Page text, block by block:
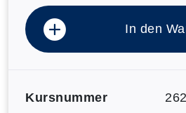
In den
Kursnummer